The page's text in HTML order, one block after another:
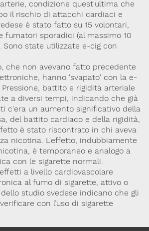
condizione quest'ultima che
il rischio di attacchi cardiaci e
è stato fatto su 15 volontari,
fumatori sporadici (al massimo 10
Sono state utilizzate e-cig con
che non avevano fatto precedente
hanno 'svapato' con la e-
battito e rigidità arteriale
a diversi tempi, indicando che già
c'era un aumento significativo della
del battito cardiaco e della rigidità,
è stato riscontrato in chi aveva
nicotina. L'effetto, indubbiamente
è temporaneo e analogo a
con le sigarette normali.
a livello cardiovascolare
al fumo di sigarette, attivo o
studio svedese indicano che gli
con l’uso di sigarette
Documenti Eventi
Blog English
Privacy Policy Archivio
sito è da intendersi a scopo puramente
Italiana di Tossicologia (SITOX) non
riguardo a possibili errori,
interpretazioni presenti in queste pagine
e